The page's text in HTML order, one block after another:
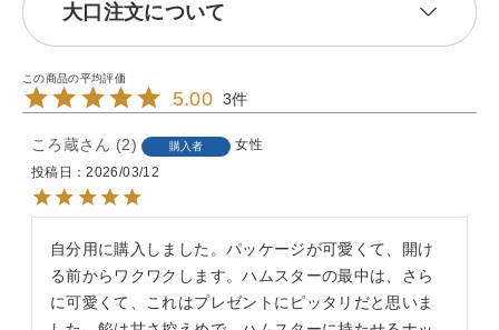
大口注文について
5.00 3
ころ蔵 2 購入者
女性
投稿日
2026/03/12
自分用に購入しました。パッケージが可愛くて、開け
る前からワクワクします。ハムスターの最中は、さら
に可愛くて、これはプレゼントにピッタリだと思いま